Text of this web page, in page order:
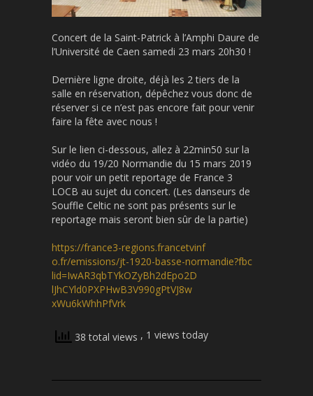
Concert de la Saint-Patrick à l’Amphi Daure de
l’Université de Caen samedi 23 mars 20h30 !
Dernière ligne droite, déjà les 2 tiers de la
salle en réservation, dépêchez vous donc de
réserver si ce n’est pas encore fait pour venir
faire la fête avec nous !
Sur le lien ci-dessous, allez à 22min50 sur la
vidéo du 19/20 Normandie du 15 mars 2019
pour voir un petit reportage de France 3
LOCB au sujet du concert. (Les danseurs de
Souffle Celtic ne sont pas présents sur le
reportage mais seront bien sûr de la partie)
https://france3-regions.francetvinf
o.fr/emissions/jt-1920-basse-normandie?fbc
lid=IwAR3qbTYkOZyBh2dEpo2D
lJhCYld0PXPHwB3V990gPtVJ8w
xWu6kWhhPfVrk
38 total views , 1 views today